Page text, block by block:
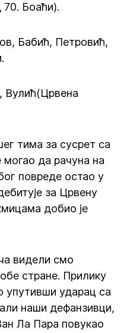
Боаћи).
Бабић, Петровић,
Вулић(Црвена
тима за сусрет са
могао да рачуна на
повреде остао у
за Црвену
добио је
видели смо
стране. Прилику
упутивши ударац са
наши дефанзивци,
Ла Пара повукао